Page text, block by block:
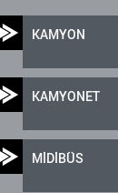
KAMYON
KAMYONET
MİDİBÜS